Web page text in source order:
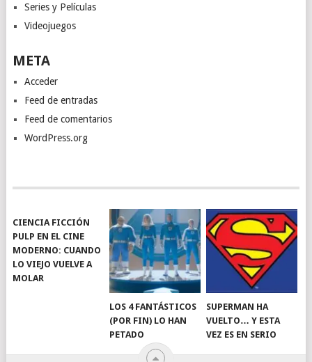
Series y Películas
Videojuegos
META
Acceder
Feed de entradas
Feed de comentarios
WordPress.org
CIENCIA FICCIÓN
PULP EN EL CINE
MODERNO: CUANDO
LO VIEJO VUELVE A
MOLAR
LOS 4 FANTÁSTICOS
(POR FIN) LO HAN
PETADO
SUPERMAN HA
VUELTO… Y ESTA
VEZ ES EN SERIO